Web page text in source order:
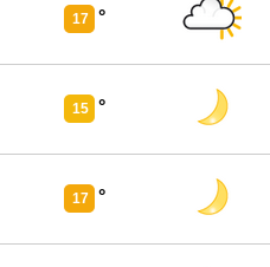
17 °
15 °
17 °